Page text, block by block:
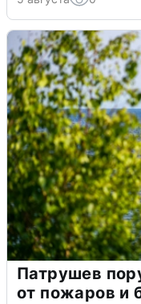
Патрушев
от пожаров и